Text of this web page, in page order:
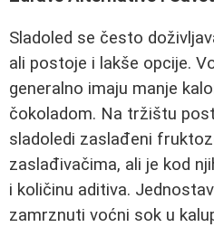
Sladoled se često
ali postoje i lakše opcije.
generalno imaju manje
čokoladom. Na tržištu
sladoledi zaslađeni
zaslađivačima, ali je kod
i količinu aditiva.
zamrznuti voćni sok u